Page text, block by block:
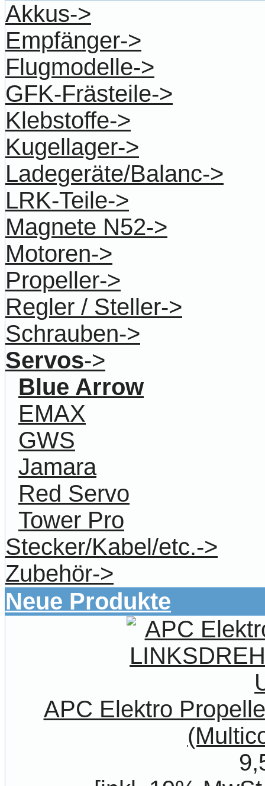
Akkus->
Empfänger->
Flugmodelle->
GFK-Frästeile->
Klebstoffe->
Kugellager->
Ladegeräte/Balanc->
LRK-Teile->
Magnete N52->
Motoren->
Propeller->
Regler / Steller->
Schrauben->
Servos->
Blue Arrow
EMAX
GWS
Jamara
Red Servo
Tower Pro
Stecker/Kabel/etc.->
Zubehör->
Neue Produkte
APC Elektro